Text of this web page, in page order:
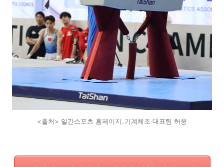
<출처> 일간스포츠 홈페이지_기계체조 대표팀 허웅